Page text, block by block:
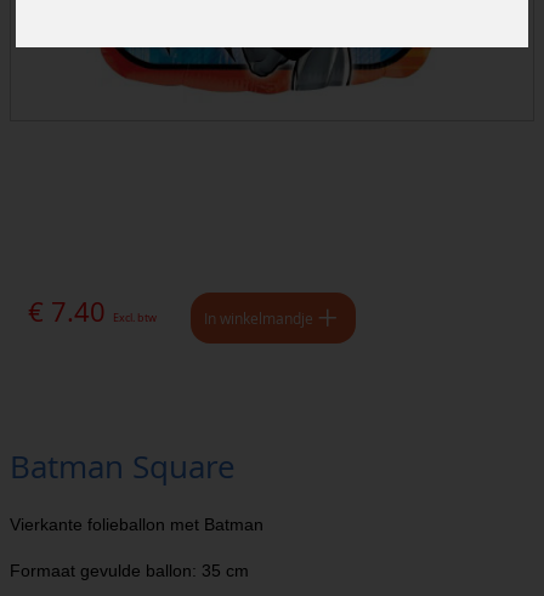
€ 7.40 Excl. btw In winkelmandje
Batman Square
Vierkante folieballon met Batman
Formaat gevulde ballon: 35 cm